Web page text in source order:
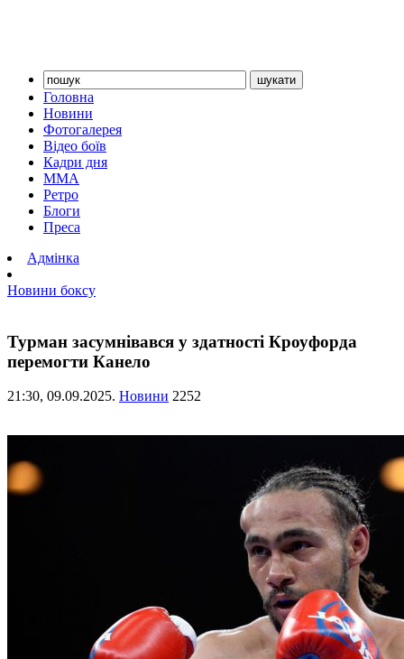
Головна
Новини
Фотогалерея
Відео боїв
Кадри дня
ММА
Ретро
Блоги
Преса
Адмінка
Новини боксу
Турман засумнівався у здатності Кроуфорда
перемогти Канело
21:30, 09.09.2025. Новини 2252